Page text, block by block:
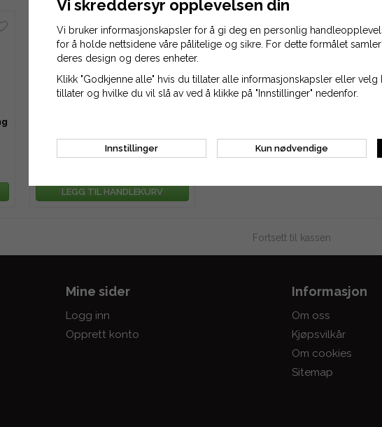
LEGG TIL HANDLEKURV
Fortsett til kassen
Mine sider
Logg inn
Opprett konto
Informasjon
Om oss
Kjøpsvilkår
Om cookies
Sitemap
Vi skreddersyr opplevelsen din
Vi bruker informasjonskapsler for å gi deg en personlig
for å holde nettsidene våre pålitelige og sikre. For dette formålet
deres design og deres enheter.
Klikk "Godkjenne alle" hvis du tillater alle informasjonskapsler eller
tillater og hvilke du vil slå av ved å klikke på "Innstillinger" nedenfor.
Innstillinger Kun nødvendige